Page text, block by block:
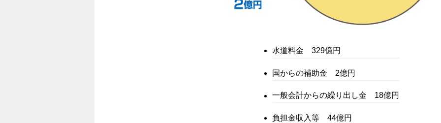
水道料金 329億円
国からの補助金 2億円
一般会計からの繰り出し金 18億円
負担金収入等 44億円